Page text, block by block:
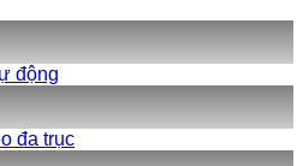
động
đa trục